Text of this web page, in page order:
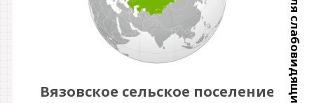
Вязовское сельское поселение